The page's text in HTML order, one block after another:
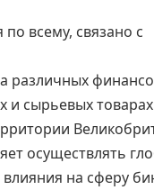
всему, связано с
различных
и сырьевых
осуществлять
на сферу